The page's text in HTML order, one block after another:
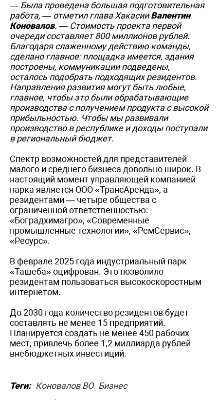
— Была проведена большая подготовительная
работа, — отметил глава ХакасииВалентин
Коновалов. — Стоимость проекта первой
очереди составляет 800 миллионов рублей.
Благодаря слаженному действию команды,
сделано главное: площадка имеется, здания
построены, коммуникации подведены,
осталось подобрать подходящих резидентов.
Направления развития могут быть любые,
главное, чтобы это были обрабатывающие
производства с получением продукта с высокой
прибыльностью. Чтобы мы развивали
производство в республике и доходы поступали
в региональный бюджет.
Спектр возможностей для представителей
малого и среднего бизнеса довольно широк. В
настоящий момент управляющей компанией
парка является ООО «ТрансАренда», а
резидентами — четыре общества с
ограниченной ответственностью:
«Боградхимагро», «Современные
промышленные технологии», «РемСервис»,
«Ресурс».
В феврале 2025 года индустриальный парк
«Ташеба» оцифрован. Это позволило
резидентам пользоваться высокоскоростным
интернетом.
До 2030 года количество резидентов будет
составлять не менее 15 предприятий.
Планируется создать не менее 450 рабочих
мест, привлечь более 1,2 миллиарда рублей
внебюджетных инвестиций.
Теги: Коновалов ВО Бизнес